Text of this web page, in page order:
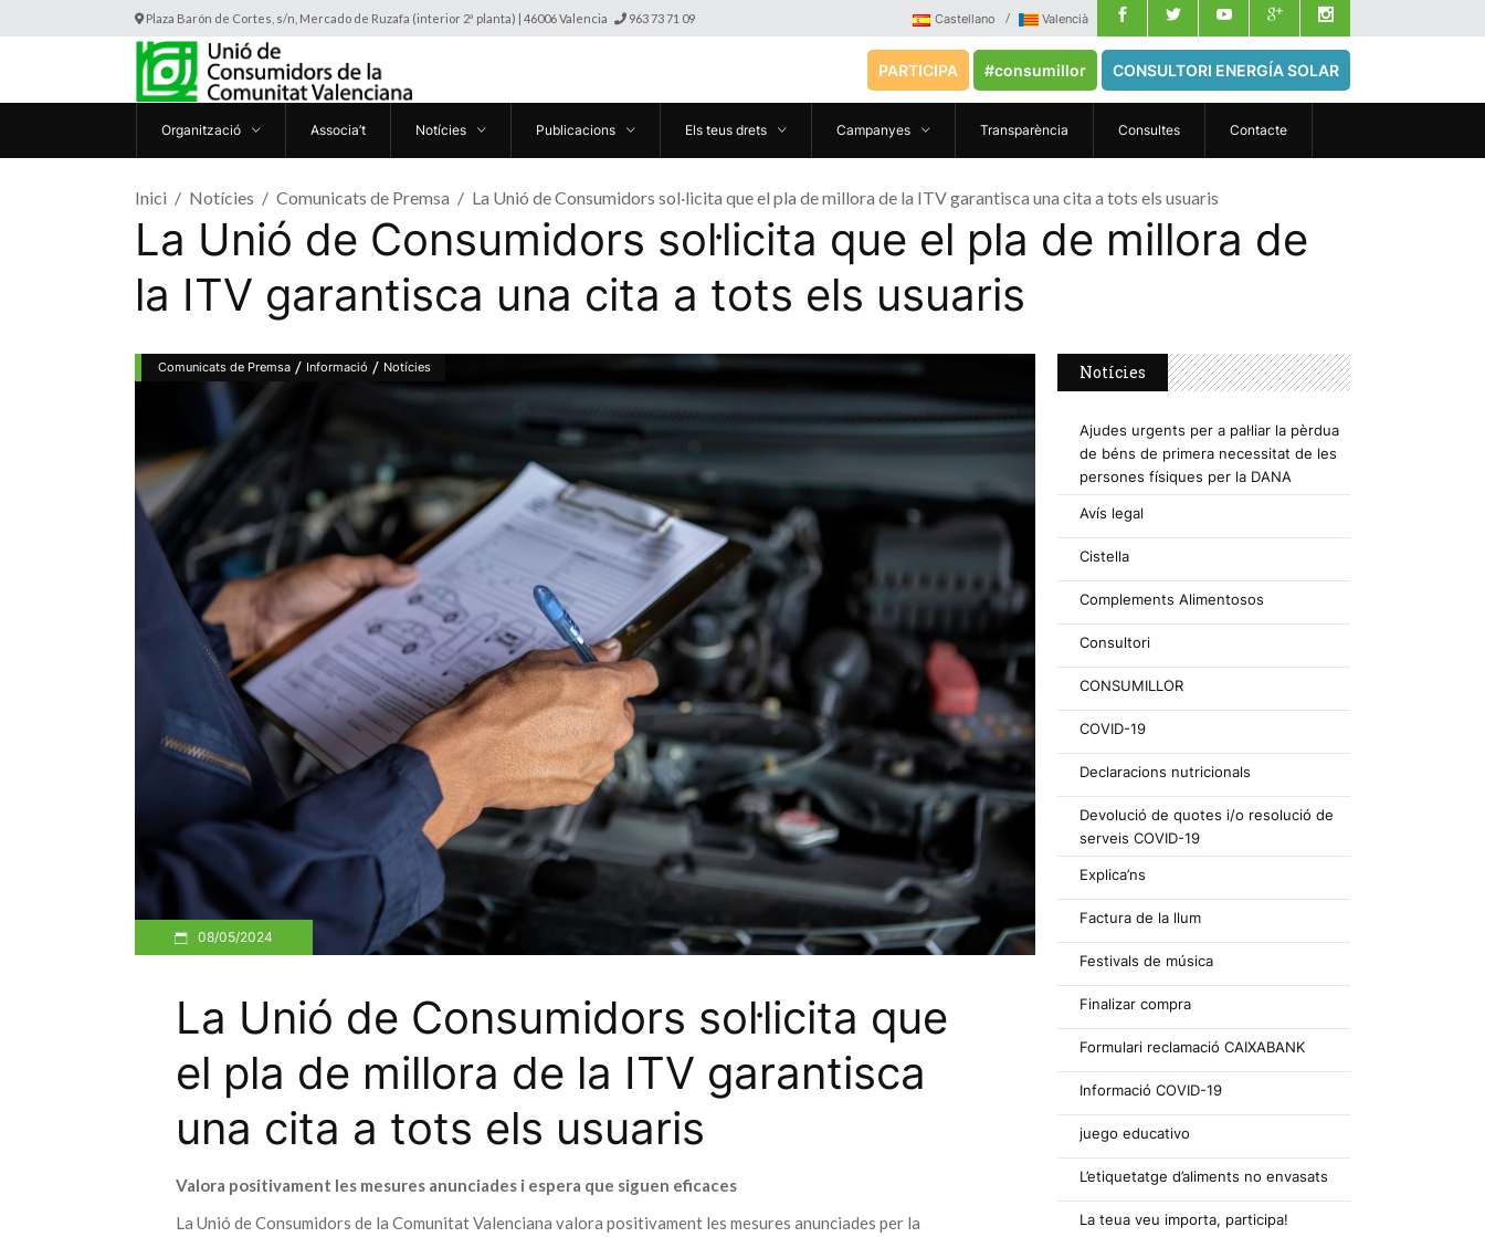
Plaza Barón de Cortes, s/n, Mercado de Ruzafa (interior 2ª planta) | 46006 Valencia 963 73 71 09 Castellano Valencià
PARTICIPA #consumillor CONSULTORI ENERGÍA SOLAR
Organització Associa’t Notícies Publicacions Els teus drets Campanyes Transparència Consultes Contacte
Inici Notícies Comunicats de Premsa La Unió de Consumidors sol·licita que el pla de millora de la ITV garantisca una cita a tots els usuaris
La Unió de Consumidors sol·licita que el pla de millora de
la ITV garantisca una cita a tots els usuaris
Comunicats de Premsa / Informació / Notícies
08/05/2024
La Unió de Consumidors sol·licita que
el pla de millora de la ITV garantisca
una cita a tots els usuaris
Valora positivament les mesures anunciades i espera que siguen eficaces
La Unió de Consumidors de la Comunitat Valenciana valora positivament les mesures anunciades per la
Notícies
Ajudes urgents per a pal·liar la pèrdua
de béns de primera necessitat de les
persones físiques per la DANA
Avís legal
Cistella
Complements Alimentosos
Consultori
CONSUMILLOR
COVID-19
Declaracions nutricionals
Devolució de quotes i/o resolució de
serveis COVID-19
Explica’ns
Factura de la llum
Festivals de música
Finalizar compra
Formulari reclamació CAIXABANK
Informació COVID-19
juego educativo
L’etiquetatge d’aliments no envasats
La teua veu importa, participa!